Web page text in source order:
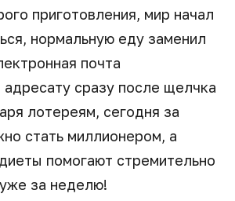
приготовления, мир начал
нормальную еду заменил
почта
адресату сразу после щелчка
лотереям, сегодня за
стать миллионером, а
помогают стремительно
за неделю!